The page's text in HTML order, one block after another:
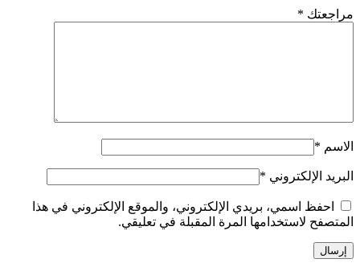
مراجعتك *
الاسم *
البريد الإلكتروني *
احفظ اسمي، بريدي الإلكتروني، والموقع الإلكتروني في هذا
المتصفح لاستخدامها المرة المقبلة في تعليقي.